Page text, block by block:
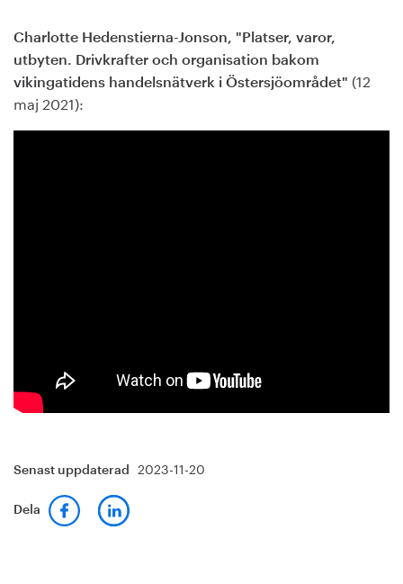
Charlotte Hedenstierna-Jonson, "Platser, varor,
utbyten. Drivkrafter och organisation bakom
vikingatidens handelsnätverk i Östersjöområdet" (12
maj 2021):
Senast uppdaterad 2023-11-20
Dela